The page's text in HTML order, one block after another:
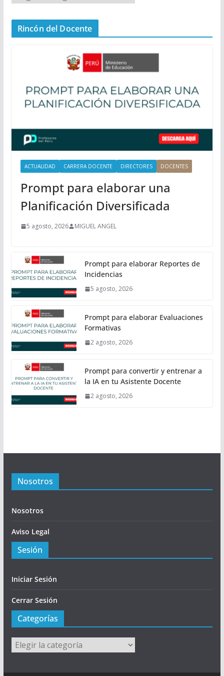
e
n
a
Rincón del Docente
ACTUALIDAD CARRERA DOCENTE DIRECTORES DOCENTES
Prompt para elaborar una
Planificación Diversificada
5 agosto, 2026 MIGUEL ANGEL
Prompt para elaborar Reportes de
Incidencias
5 agosto, 2026
Prompt para elaborar Evaluaciones
Formativas
2 agosto, 2026
Prompt para convertir y entrenar a
la IA en tu Asistente Docente
2 agosto, 2026
Nosotros
Nosotros
Aviso Legal
Sesión
Iniciar Sesión
Cerrar Sesión
Categorías
Categorías